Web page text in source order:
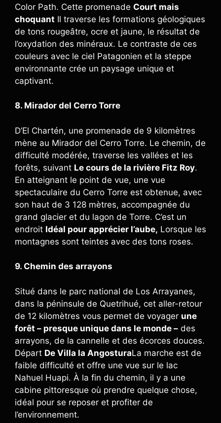
Color Path. Cette promenade Court mais
choquant Il traverse les formations géologiques
de tons rougeâtre, ocre et jaune, le résultat de
l’oxydation des minéraux. Le contraste de ces
couleurs avec le ciel Patagonien et la steppe
environnante crée un paysage unique et
captivant.
8. Mirador del Cerro Torre
D’El Chartén, une promenade de 9 kilomètres
mène au Mirador del Cerro Torre. Le chemin, de
difficulté modérée, traverse les vallées et les
forêts, suivant Le cours de la rivière Fitz Roy.
En atteignant le point de vue, une vue
spectaculaire du Cerro Torre est obtenue, avec
son haut de 3 128 mètres, accompagnée du
grand glacier et du lagon de Torre. C’est un
endroit Idéal pour apprécier l’aube, Lorsque les
montagnes sont teintes avec des tons roses.
9. Chemin des arrayons
Situé dans le parc national de Los Arrayanes,
dans la péninsule de Quetrihué, cet aller-retour
de 12 kilomètres vous permet de voyager une
forêt – presque unique dans le monde – des
arrayons, de la cannelle et des écorces douces.
Départ De Villa la AngosturaLa marche est de
faible difficulté et offre une vue sur le lac
Nahuel Huapi. À la fin du chemin, il y a une
cabine pittoresque où prendre quelque chose,
idéal pour se reposer et profiter de
l’environnement.